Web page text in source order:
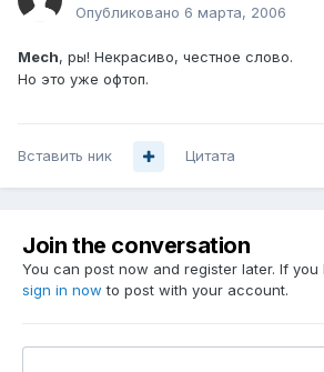
Опубликовано 6 марта, 2006
Mech, ры! Некрасиво, честное слово.
Но это уже офтоп.
Вставить ник Цитата
Join the conversation
You can post now and register later. If
sign in now to post with your account.